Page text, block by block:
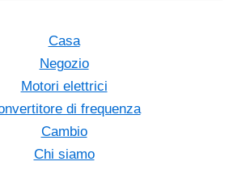
Casa
Negozio
Motori elettrici
di frequenza
Cambio
Chi siamo